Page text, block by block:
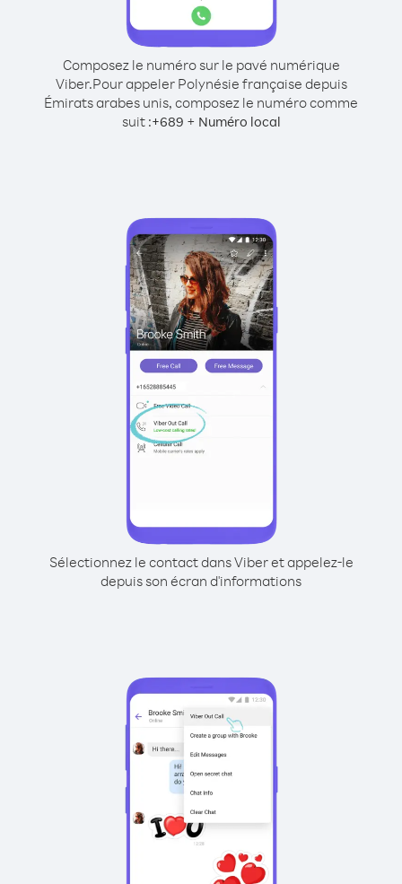
Composez le numéro sur le pavé numérique
Viber.Pour appeler Polynésie française depuis
Émirats arabes unis, composez le numéro comme
suit :+689 + Numéro local
Sélectionnez le contact dans Viber et appelez-le
depuis son écran d'informations